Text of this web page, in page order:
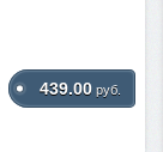
439.00 руб.